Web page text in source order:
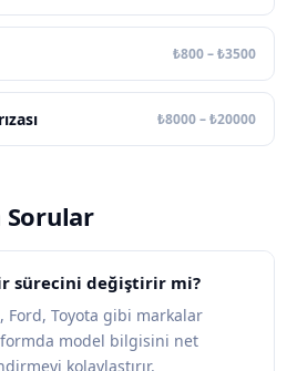
₺800 – ₺3500
₺8000 – ₺20000
Sorular
sürecini değiştirir mi?
Ford, Toyota gibi markalar
model bilgisini net
kolaylaştırır.